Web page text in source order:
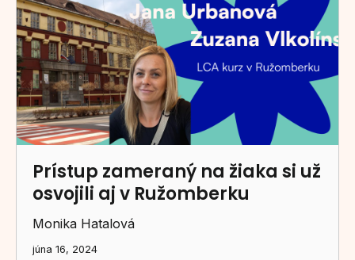
Prístup zameraný na žiaka si už
osvojili aj v Ružomberku
Monika Hatalová
júna 16, 2024